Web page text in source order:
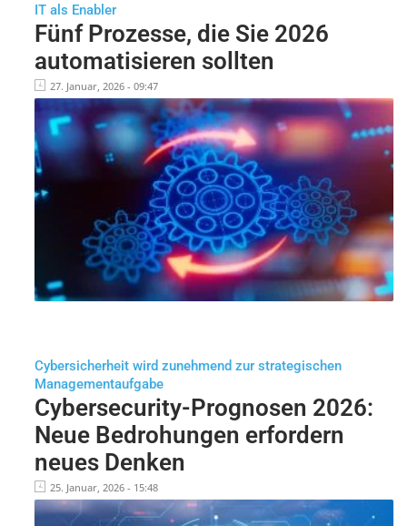
IT als Enabler
Fünf Prozesse, die Sie 2026
automatisieren sollten
27. Januar, 2026 - 09:47
Cybersicherheit wird zunehmend zur strategischen
Managementaufgabe
Cybersecurity-Prognosen 2026:
Neue Bedrohungen erfordern
neues Denken
25. Januar, 2026 - 15:48